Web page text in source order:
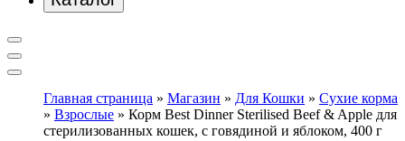
Главная страница » Магазин » Для Кошки » Сухие корма
» Взрослые » Корм Best Dinner Sterilised Beef & Apple для
стерилизованных кошек, с говядиной и яблоком, 400 г